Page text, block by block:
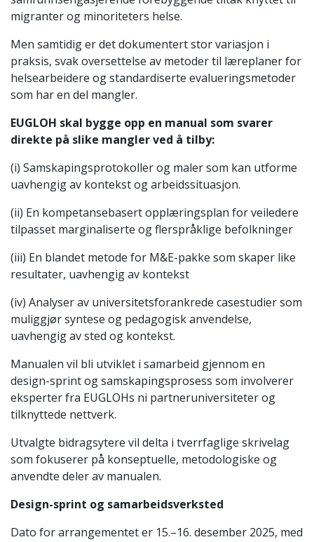
migranter og minoriteters helse.
Men samtidig er det dokumentert stor variasjon i
praksis, svak oversettelse av metoder til læreplaner for
helsearbeidere og standardiserte evalueringsmetoder
som har en del mangler.
EUGLOH skal bygge opp en manual som svarer
direkte på slike mangler ved å tilby:
(i) Samskapingsprotokoller og maler som kan utforme
uavhengig av kontekst og arbeidssituasjon.
(ii) En kompetansebasert opplæringsplan for veiledere
tilpasset marginaliserte og flerspråklige befolkninger
(iii) En blandet metode for M&E-pakke som skaper like
resultater, uavhengig av kontekst
(iv) Analyser av universitetsforankrede casestudier som
muliggjør syntese og pedagogisk anvendelse,
uavhengig av sted og kontekst.
Manualen vil bli utviklet i samarbeid gjennom en
design-sprint og samskapingsprosess som involverer
eksperter fra EUGLOHs ni partneruniversiteter og
tilknyttede nettverk.
Utvalgte bidragsytere vil delta i tverrfaglige skrivelag
som fokuserer på konseptuelle, metodologiske og
anvendte deler av manualen.
Design-sprint og samarbeidsverksted
Dato for arrangementet er 15.–16. desember 2025, med